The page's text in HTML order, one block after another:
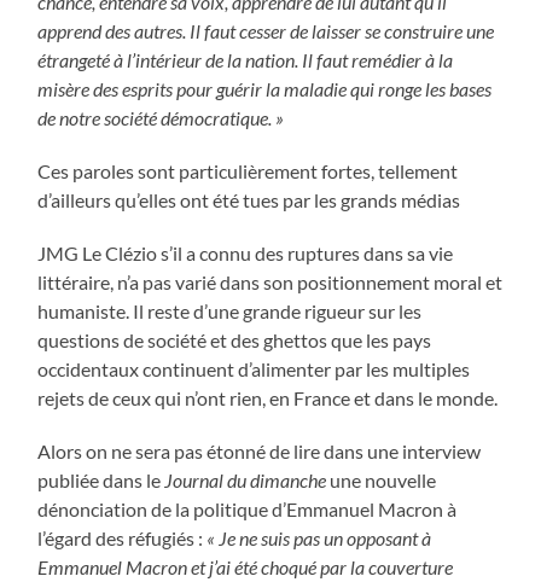
apprend des autres. Il faut cesser de laisser se construire une
étrangeté à l’intérieur de la nation. Il faut remédier à la
misère des esprits pour guérir la maladie qui ronge les bases
de notre société démocratique. »
Ces paroles sont particulièrement fortes, tellement
d’ailleurs qu’elles ont été tues par les grands médias
JMG Le Clézio s’il a connu des ruptures dans sa vie
littéraire, n’a pas varié dans son positionnement moral et
humaniste. Il reste d’une grande rigueur sur les
questions de société et des ghettos que les pays
occidentaux continuent d’alimenter par les multiples
rejets de ceux qui n’ont rien, en France et dans le monde.
Alors on ne sera pas étonné de lire dans une interview
publiée dans le Journal du dimanche une nouvelle
dénonciation de la politique d’Emmanuel Macron à
l’égard des réfugiés : « Je ne suis pas un opposant à
Emmanuel Macron et j’ai été choqué par la couverture